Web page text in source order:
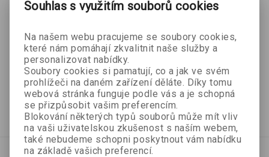
/ Čeští architekti na
Slovensku
Matúš Dulla a kolektiv
403 Kč 448 Kč
Přidat do košíku
pozoruhodný příběh
kolektiv autorů
161 Kč 179 Kč
Přidat do košíku
Souhlas s využitím souborů cookies
Na našem webu pracujeme se soubory cookies,
které nám pomáhají zkvalitnit naše služby a
personalizovat nabídky.
Soubory cookies si pamatují, co a jak ve svém
prohlížeči na daném zařízení děláte. Díky tomu
webová stránka funguje podle vás a je schopná
se přizpůsobit vašim preferencím.
Blokování některých typů souborů může mít vliv
na vaši uživatelskou zkušenost s naším webem,
také nebudeme schopni poskytnout vám nabídku
na základě vašich preferencí.